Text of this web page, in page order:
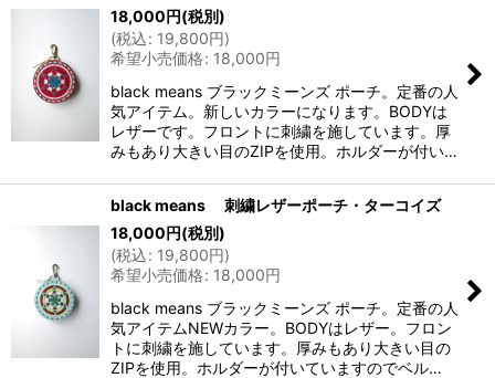
18,000円(税別)
(税込: 19,800円)
希望小売価格: 18,000円
black means ブラックミーンズ ポーチ。定番の人
気アイテム。新しいカラーになります。BODYは
レザーです。フロントに刺繍を施しています。厚
みもあり大きい目のZIPを使用。ホルダーが付い…
black means 刺繍レザーポーチ・ターコイズ
18,000円(税別)
(税込: 19,800円)
希望小売価格: 18,000円
black means ブラックミーンズ ポーチ。定番の人
気アイテムNEWカラー。BODYはレザー。フロン
トに刺繍を施しています。厚みもあり大きい目の
ZIPを使用。ホルダーが付いていますのでベル…